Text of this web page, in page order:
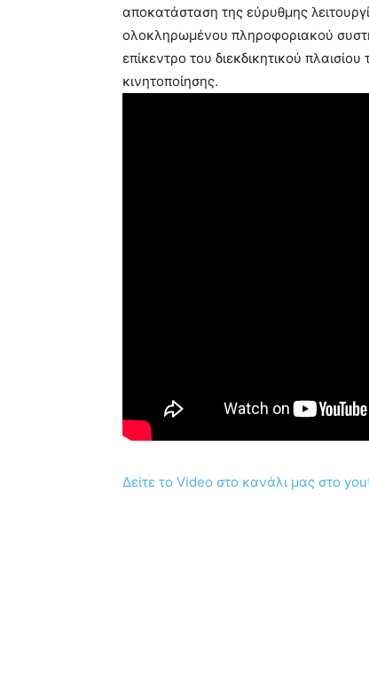
αποκατάσταση της εύρυθμης
ολοκληρωμένου πληροφοριακού
επίκεντρο του διεκδικητικού πλαισίου
κινητοποίησης.
Δείτε το Video στο κανάλι μας στο